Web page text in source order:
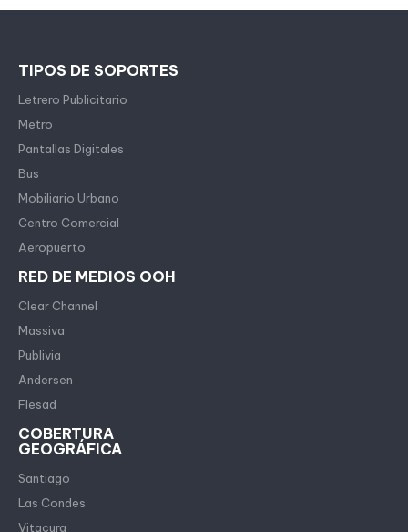
TIPOS DE SOPORTES
Letrero Publicitario
Metro
Pantallas Digitales
Bus
Mobiliario Urbano
Centro Comercial
Aeropuerto
RED DE MEDIOS OOH
Clear Channel
Massiva
Publivia
Andersen
Flesad
COBERTURA
GEOGRÁFICA
Santiago
Las Condes
Vitacura